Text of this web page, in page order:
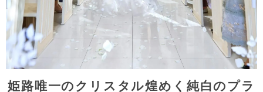
姫路唯一のクリスタル煌めく純白のプラ